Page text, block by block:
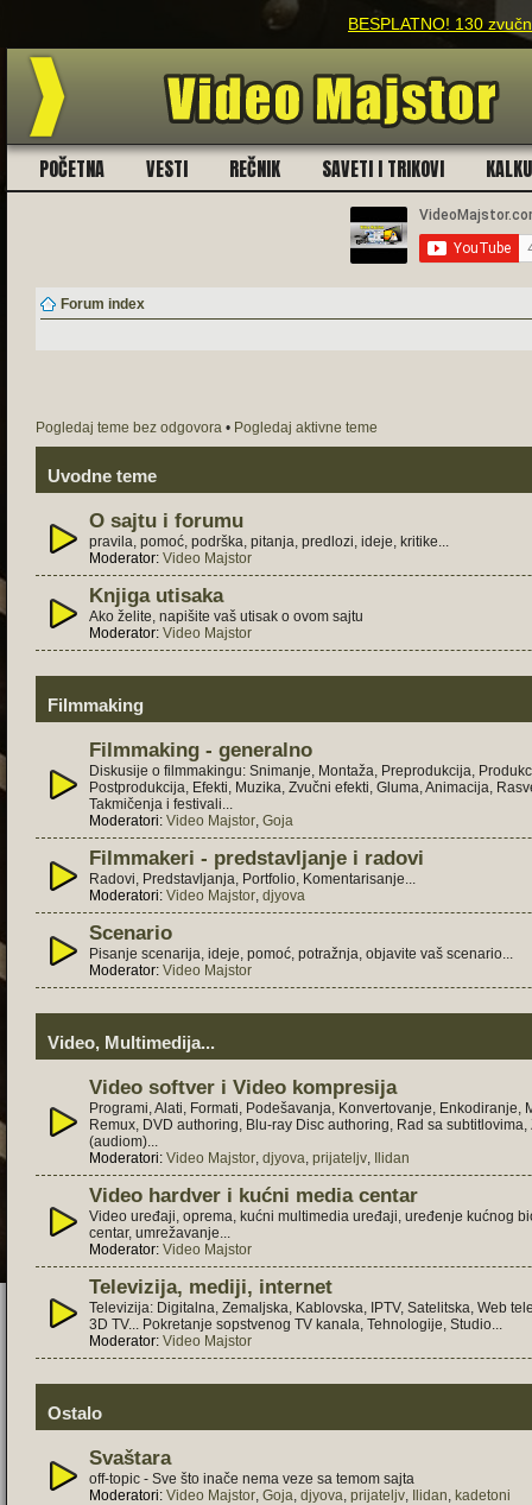
BESPLATNO! 130
POČETNA VESTI REČNIK SAVETI I TRIKOVI
Forum index
Pogledaj teme bez odgovora • Pogledaj aktivne teme
Uvodne teme
O sajtu i forumu
pravila, pomoć, podrška, pitanja, predlozi, ideje, kritike...
Moderator: Video Majstor
Knjiga utisaka
Ako želite, napišite vaš utisak o ovom sajtu
Moderator: Video Majstor
Filmmaking
Filmmaking - generalno
Diskusije o filmmakingu: Snimanje, Montaža, Preprodukcija,
Postprodukcija, Efekti, Muzika, Zvučni efekti, Gluma, Animacija,
Takmičenja i festivali...
Moderatori: Video Majstor, Goja
Filmmakeri - predstavljanje i radovi
Radovi, Predstavljanja, Portfolio, Komentarisanje...
Moderatori: Video Majstor, djyova
Scenario
Pisanje scenarija, ideje, pomoć, potražnja, objavite vaš scenario...
Moderator: Video Majstor
Video, Multimedija...
Video softver i Video kompresija
Programi, Alati, Formati, Podešavanja, Konvertovanje, Enkodiranje,
Remux, DVD authoring, Blu-ray Disc authoring, Rad sa subtitlovima,
(audiom)...
Moderatori: Video Majstor, djyova, prijateljv, Ilidan
Video hardver i kućni media centar
Video uređaji, oprema, kućni multimedia uređaji, uređenje kućnog
centar, umrežavanje...
Moderator: Video Majstor
Televizija, mediji, internet
Televizija: Digitalna, Zemaljska, Kablovska, IPTV, Satelitska, Web
3D TV... Pokretanje sopstvenog TV kanala, Tehnologije, Studio...
Moderator: Video Majstor
Ostalo
Svaštara
off-topic - Sve što inače nema veze sa temom sajta
Moderatori: Video Majstor, Goja, djyova, prijateljv, Ilidan, kadetoni